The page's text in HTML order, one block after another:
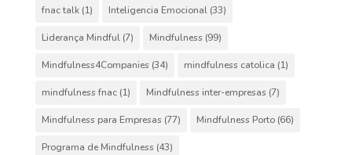
fnac talk(1) Inteligencia Emocional(33)
Liderança Mindful(7) Mindfulness (99)
Mindfulness4Companies (34) mindfulness catolica (1)
mindfulness fnac(1) Mindfulness inter-empresas (7)
Mindfulness para Empresas (77) Mindfulness Porto(66)
Programa de Mindfulness (43)